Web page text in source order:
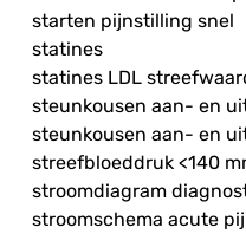
starten pijnstilling snel
statines
statines LDL
steunkousen aan- en
steunkousen aan- en
streefbloeddruk <140
stroomdiagram
stroomschema acute